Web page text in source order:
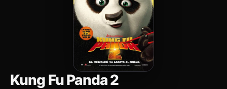
Kung Fu Panda 2